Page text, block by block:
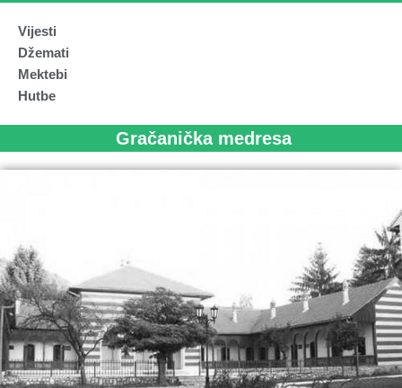
Vijesti
Džemati
Mektebi
Hutbe
Gračanička medresa